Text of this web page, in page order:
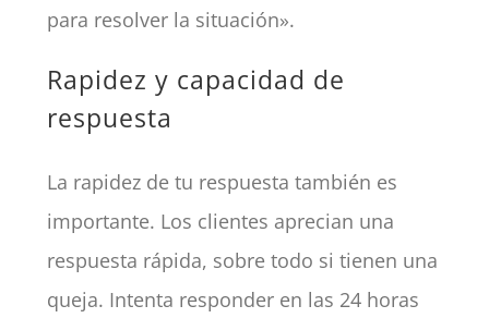
para resolver la situación».
Rapidez y capacidad de
respuesta
La rapidez de tu respuesta también es
importante. Los clientes aprecian una
respuesta rápida, sobre todo si tienen una
queja. Intenta responder en las 24 horas